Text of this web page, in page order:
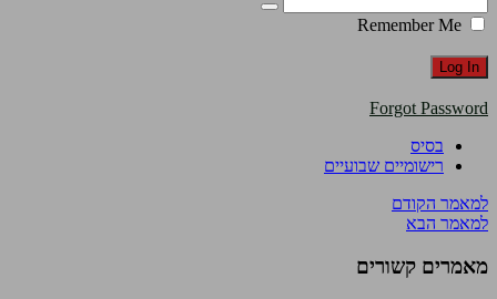
Forgot Password
בסיס
רישומיים שבועיים
למאמר הקודם
למאמר הבא
מאמרים קשורים